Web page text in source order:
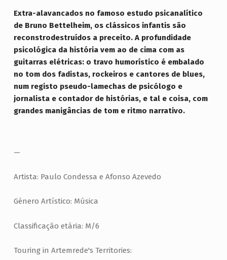
Extra-alavancados no famoso estudo psicanalítico
de Bruno Bettelheim, os clássicos infantis são
reconstrodestruídos a preceito. A profundidade
psicológica da história vem ao de cima com as
guitarras elétricas: o travo humorístico é embalado
no tom dos fadistas, rockeiros e cantores de blues,
num registo pseudo-lamechas de psicólogo e
jornalista e contador de histórias, e tal e coisa, com
grandes manigâncias de tom e ritmo narrativo.
—
Artista: Paulo Condessa e Afonso Azevedo
Género Artístico: Música
Classificação etária: M/6
Touring in Artemrede's Territories: